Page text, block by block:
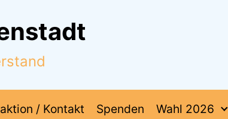
/ Kontakt Spenden Wahl 2026